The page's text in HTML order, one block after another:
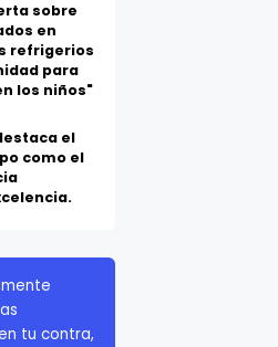
sobre
en
refrigerios
para
los niños"
el
como el
tu contra,